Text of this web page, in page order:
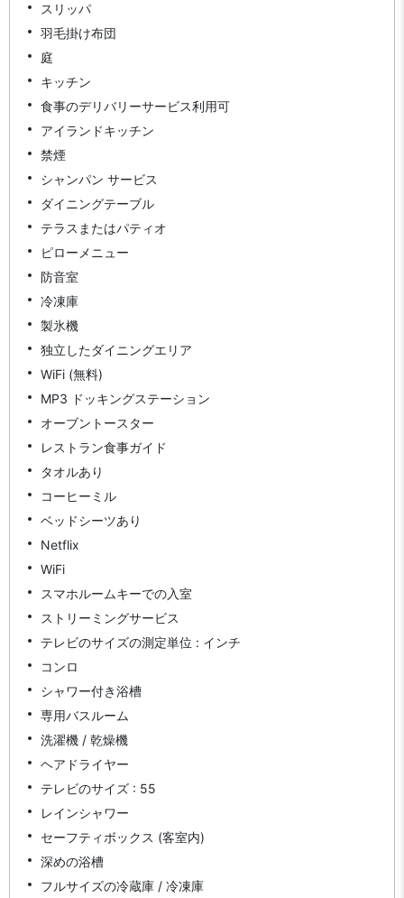
スリッパ
羽毛掛け布団
庭
キッチン
食事のデリバリーサービス利用可
アイランドキッチン
禁煙
シャンパン サービス
ダイニングテーブル
テラスまたはパティオ
ピローメニュー
防音室
冷凍庫
製氷機
独立したダイニングエリア
WiFi (無料)
MP3 ドッキングステーション
オーブントースター
レストラン食事ガイド
タオルあり
コーヒーミル
ベッドシーツあり
Netflix
WiFi
スマホルームキーでの入室
ストリーミングサービス
テレビのサイズの測定単位 : インチ
コンロ
シャワー付き浴槽
専用バスルーム
洗濯機 / 乾燥機
ヘアドライヤー
テレビのサイズ : 55
レインシャワー
セーフティボックス (客室内)
深めの浴槽
フルサイズの冷蔵庫 / 冷凍庫